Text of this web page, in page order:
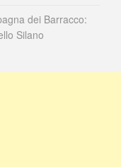
dei Barracco:
Silano